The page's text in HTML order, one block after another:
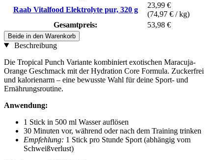
Raab Vitalfood Elektrolyte pur, 320 g
23,99 €
(74,97 € / kg)
Gesamtpreis:
53,98 €
Beide in den Warenkorb
Beschreibung
Die Tropical Punch Variante kombiniert exotischen Maracuja-
Orange Geschmack mit der Hydration Core Formula. Zuckerfrei
und kalorienarm – eine bewusste Wahl für deine Sport- und
Ernährungsroutine.
Anwendung:
1 Stick in 500 ml Wasser auflösen
30 Minuten vor, während oder nach dem Training trinken
Empfehlung: 1 Stick pro Stunde Sport (abhängig vom
Schweißverlust)